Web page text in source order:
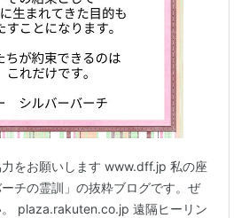
をお願いします www.dff.jp 私の座
チの霊訓」の抜粋ブログです。ぜ
plaza.rakuten.co.jp 遠隔ヒーリン